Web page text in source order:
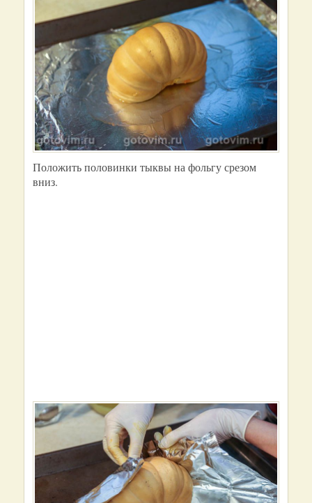
Положить половинки тыквы на фольгу срезом
вниз.